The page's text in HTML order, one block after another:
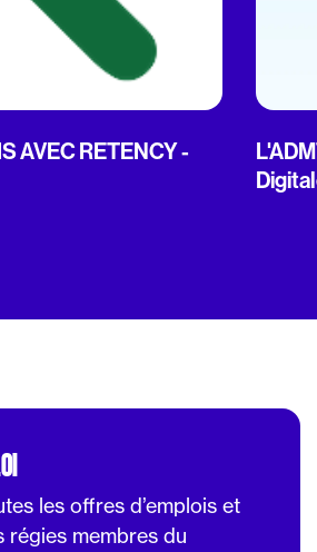
AVEC RETENCY -
les offres d’emplois et
régies membres du